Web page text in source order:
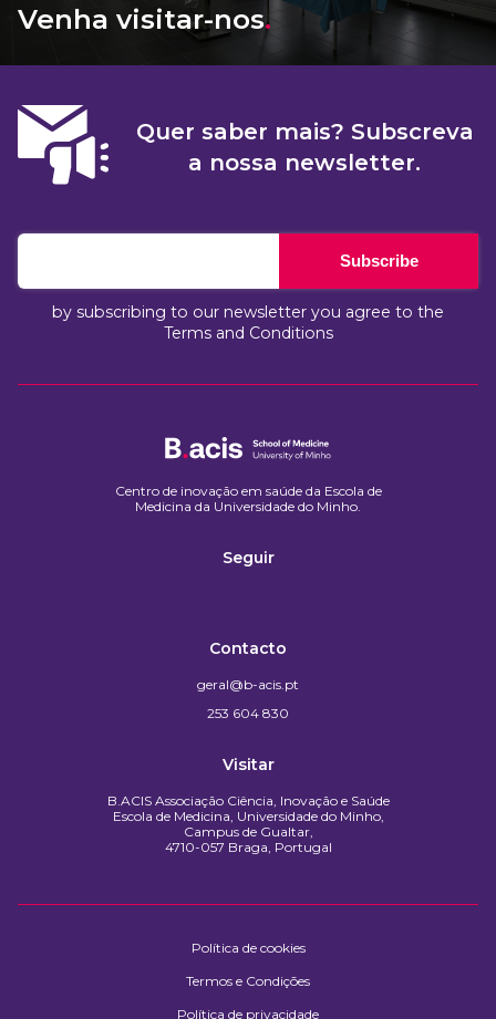
Venha visitar-nos.
Quer saber mais? Subscreva
a nossa newsletter.
Subscribe
by subscribing to our newsletter you agree to the
Terms and Conditions
Centro de inovação em saúde da Escola de
Medicina da Universidade do Minho.​
Seguir
Contacto
geral@b-acis.pt
253 604 830
Visitar
B.ACIS Associação Ciência, Inovação e Saúde
Escola de Medicina, Universidade do Minho,
Campus de Gualtar,
4710-057 Braga, Portugal
Política de cookies
Termos e Condições
Política de privacidade